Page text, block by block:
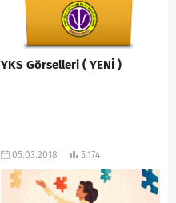
YKS Görselleri ( YENİ )
05.03.2018 5.174